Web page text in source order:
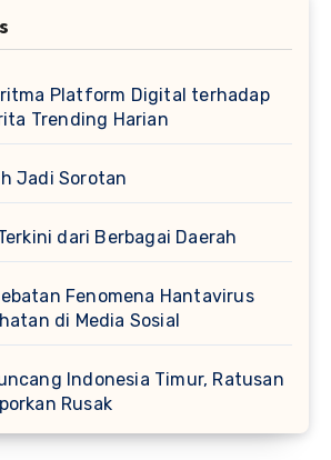
Platform Digital terhadap
Trending Harian
Jadi Sorotan
dari Berbagai Daerah
Fenomena Hantavirus
di Media Sosial
Indonesia Timur, Ratusan
Rusak